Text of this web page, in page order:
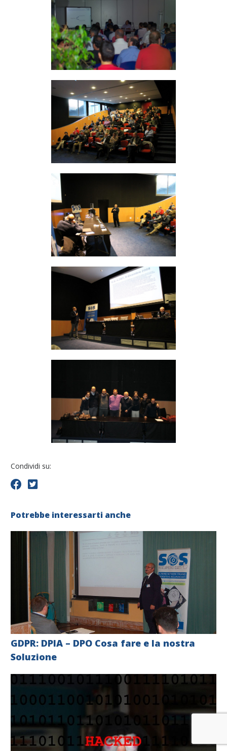
Condividi su:
Potrebbe interessarti anche
GDPR: DPIA – DPO Cosa fare e la nostra
Soluzione